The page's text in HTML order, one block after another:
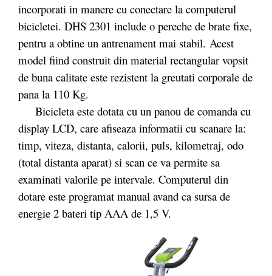
incorporati in manere cu conectare la computerul
bicicletei. DHS 2301 include o pereche de brate fixe,
pentru a obtine un antrenament mai stabil. Acest
model fiind construit din material rectangular vopsit
de buna calitate este rezistent la greutati corporale de
pana la 110 Kg.
Bicicleta este dotata cu un panou de comanda cu
display LCD, care afiseaza informatii cu scanare la:
timp, viteza, distanta, calorii, puls, kilometraj, odo
(total distanta aparat) si scan ce va permite sa
examinati valorile pe intervale. Computerul din
dotare este programat manual avand ca sursa de
energie 2 bateri tip AAA de 1,5 V.